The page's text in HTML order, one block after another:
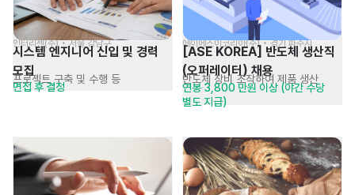
인터리젠(주) • 서울 강남구
시스템 엔지니어 신입 및 경력
모집
프로젝트 구축 및 수행 등
면접 후 결정
에이에스이코리아(주) • 경기 파주시
[ASE KOREA] 반도체 생산직
(오퍼레이터) 채용
반도체 장비 조작하여 제품 생산
연봉 3,800 만원 이상 (야간 수당
별도 지급)